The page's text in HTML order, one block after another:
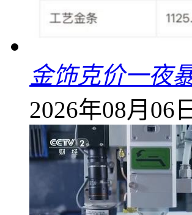
金饰克价一夜
2026年08月06